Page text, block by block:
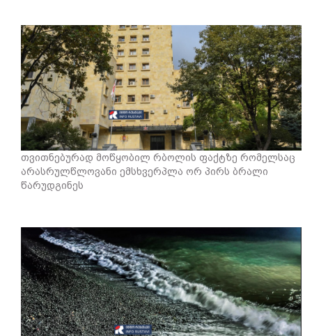
თვითნებურად მოწყობილ რბოლის ფაქტზე რომელსაც
არასრულწლოვანი ემსხვერპლა ორ პირს ბრალი
წარუდგინეს